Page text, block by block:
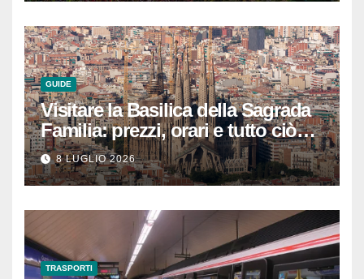
GUIDE
Visitare la Basilica della Sagrada
Familia: prezzi, orari e tutto ciò
che devi sapere per
un’esperienza indimenticabile
8 LUGLIO 2026
TRASPORTI